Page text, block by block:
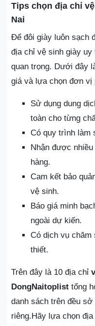
Tips chọn địa chỉ
Nai
Để đôi giày luôn sạch
địa chỉ vệ sinh giày
quan trọng. Dưới đây
giá và lựa chọn đơn vị
Sử dụng dung
toàn cho từng
Có quy trình làm
Nhận được
hàng.
Cam kết bảo
vệ sinh.
Báo giá minh
ngoài dự kiến.
Có dịch vụ chăm
thiết.
Trên đây là 10 địa chỉ
DongNaitoplist tổng
danh sách trên đều
riêng.Hãy lựa chọn